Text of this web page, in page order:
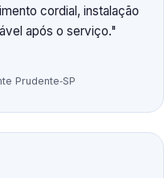
cordial, instalação
após o serviço.
Prudente‑SP